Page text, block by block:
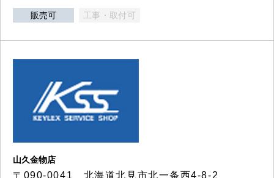
販売可 工事・取付可
山久金物店
〒090-0041 北海道北見市北一条西4-8-2